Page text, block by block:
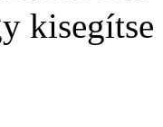
kisegítse